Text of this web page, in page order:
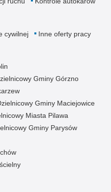
cywilnej Inne oferty pracy
Gminy Górzno
Gminy Maciejowice
Miasta Pilawa
Gminy Parysów